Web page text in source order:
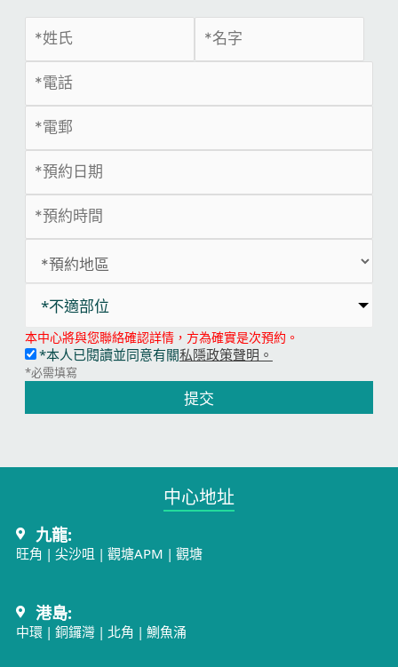
*不適部位
本中心將與您聯絡確認詳情，方為確實是次預約。
*本人已閱讀並同意有關私隱政策聲明。
*必需填寫
提交
中心地址​
九龍:
旺角 | 尖沙咀 | 觀塘APM | 觀塘
港島:
中環| 銅鑼灣 | 北角 | 鰂魚涌